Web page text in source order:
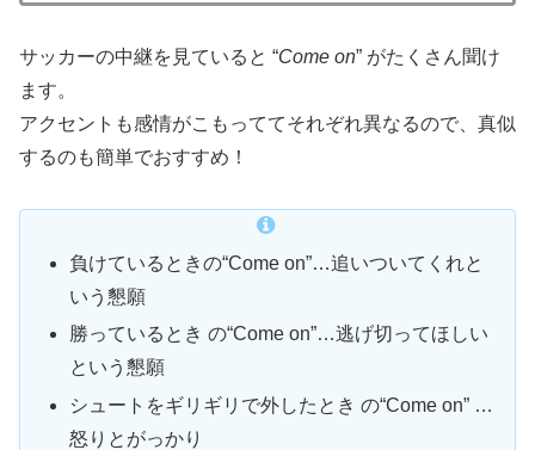
サッカーの中継を見ていると “Come on” がたくさん聞け
ます。
アクセントも感情がこもっててそれぞれ異なるので、真似
するのも簡単でおすすめ！
負けているときの“Come on”…追いついてくれと
いう懇願
勝っているとき の“Come on”…逃げ切ってほしい
という懇願
シュートをギリギリで外したとき の“Come on” …
怒りとがっかり